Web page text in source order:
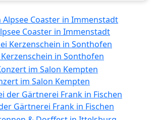
Coaster in Immenstadt
in Sonthofen
im Salon Kempten
Gärtnerei Frank in Fischen